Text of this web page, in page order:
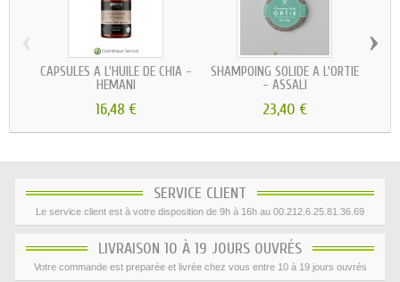
CAPSULES À L'HUILE DE CHIA -
HEMANI
16,48 €
SHAMPOING SOLIDE À L'ORTIE
- ASSALI
23,40 €
›
SERVICE CLIENT
Le service client est à votre disposition de 9h à 16h au 00.212.6.25.81.36.69
LIVRAISON 10 À 19 JOURS OUVRÉS
Votre commande est preparée et livrée chez vous entre 10 à 19 jours ouvrés